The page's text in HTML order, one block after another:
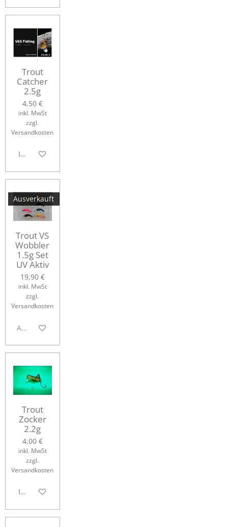
Trout
Catcher
2.5g
4,50 €
inkl. MwSt
zzgl.
Versandkosten
In den Warenkorb
Ausverkauft
Trout VS
Wobbler
1.5g Set
UV Aktiv
19,90 €
inkl. MwSt
zzgl.
Versandkosten
Ausverkauft
Trout
Zocker
2.2g
4,00 €
inkl. MwSt
zzgl.
Versandkosten
In den Warenkorb